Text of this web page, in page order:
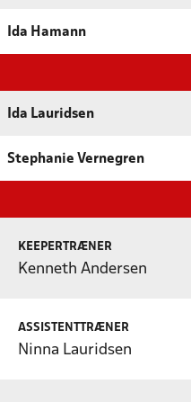
Ida Hamann
Ida Lauridsen
Stephanie Vernegren
KEEPERTRÆNER
Kenneth Andersen
ASSISTENTTRÆNER
Ninna Lauridsen